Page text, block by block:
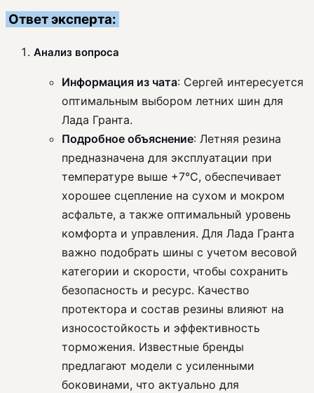
Ответ эксперта:
Анализ вопроса
Информация из чата: Сергей интересуется
оптимальным выбором летних шин для
Лада Гранта.
Подробное объяснение: Летняя резина
предназначена для эксплуатации при
температуре выше +7°C, обеспечивает
хорошее сцепление на сухом и мокром
асфальте, а также оптимальный уровень
комфорта и управления. Для Лада Гранта
важно подобрать шины с учетом весовой
категории и скорости, чтобы сохранить
безопасность и ресурс. Качество
протектора и состав резины влияют на
износостойкость и эффективность
торможения. Известные бренды
предлагают модели с усиленными
боковинами, что актуально для